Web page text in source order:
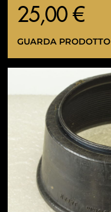
25,00 €
GUARDA PRODOTTO